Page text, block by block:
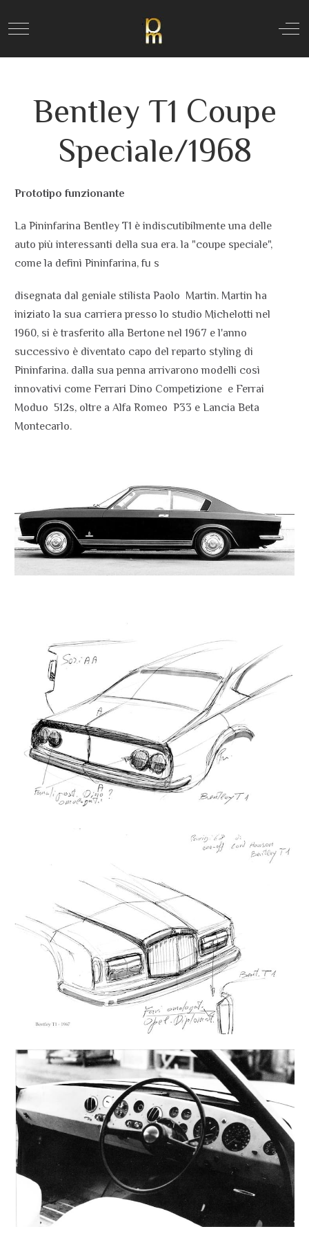
Mobile Menu Toggle Off-
Bentley T1 Coupe
Speciale/1968
Prototipo funzionante
La Pininfarina Bentley T1 è indiscutibilmente una delle
auto più interessanti della sua era. la "coupe speciale",
come la definì Pininfarina, fu s
disegnata dal geniale stilista Paolo Martin. Martin ha
iniziato la sua carriera presso lo studio Michelotti nel
1960, si è trasferito alla Bertone nel 1967 e l'anno
successivo è diventato capo del reparto styling di
Pininfarina. dalla sua penna arrivarono modelli così
innovativi come Ferrari Dino Competizione e Ferrai
Moduo 512s, oltre a Alfa Romeo P33 e Lancia Beta
Montecarlo.